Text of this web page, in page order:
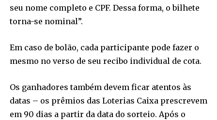
seu nome completo e CPF. Dessa forma, o bilhete
torna-se nominal”.
Em caso de bolão, cada participante pode fazer o
mesmo no verso de seu recibo individual de cota.
Os ganhadores também devem ficar atentos às
datas – os prêmios das Loterias Caixa prescrevem
em 90 dias a partir da data do sorteio. Após o